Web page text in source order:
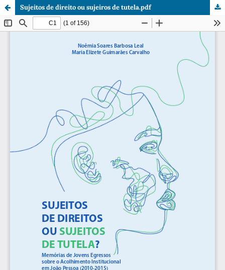
Sujeitos de direito ou sujeiros de tutela.pdf